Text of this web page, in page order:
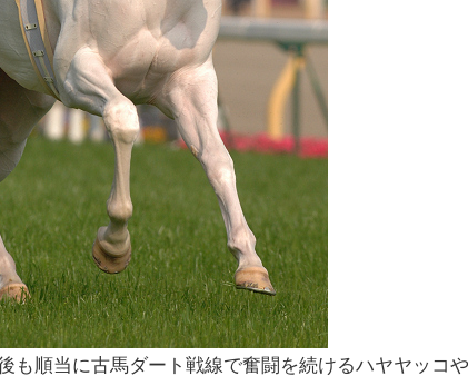
も順当に古馬ダート戦線で奮闘を続けるハヤヤッコ